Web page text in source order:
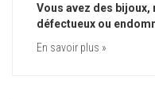
Vous avez des
défectueux ou
En savoir plus »